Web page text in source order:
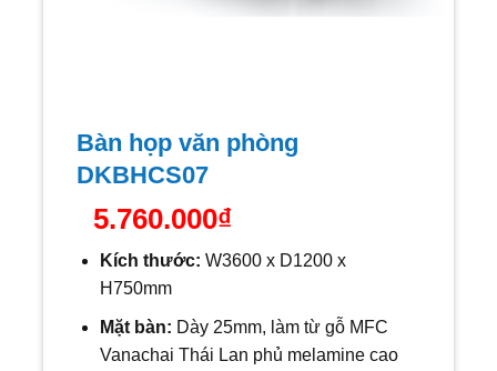
Bàn họp văn phòng
DKBHCS07
5.760.000₫
Kích thước: W3600 x D1200 x
H750mm
Mặt bàn: Dày 25mm, làm từ gỗ MFC
Vanachai Thái Lan phủ melamine cao